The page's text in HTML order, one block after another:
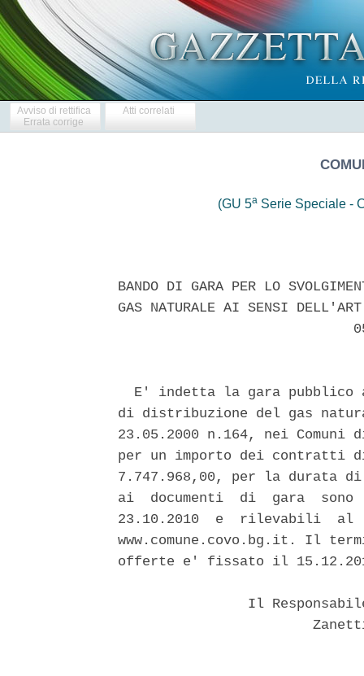
Avviso di rettifica
Errata corrige
Atti correlati
(GU 5a Serie Speciale -
BANDO DI GARA PER LO
GAS NATURALE AI SENSI
E' indetta la gara pubblico
di distribuzione del gas
23.05.2000 n.164, nei
per un importo dei contratti
7.747.968,00, per la durata
ai  documenti  di  gara
23.10.2010  e  rilevabili  al
www.comune.covo.bg.it. Il
offerte e' fissato il
Il